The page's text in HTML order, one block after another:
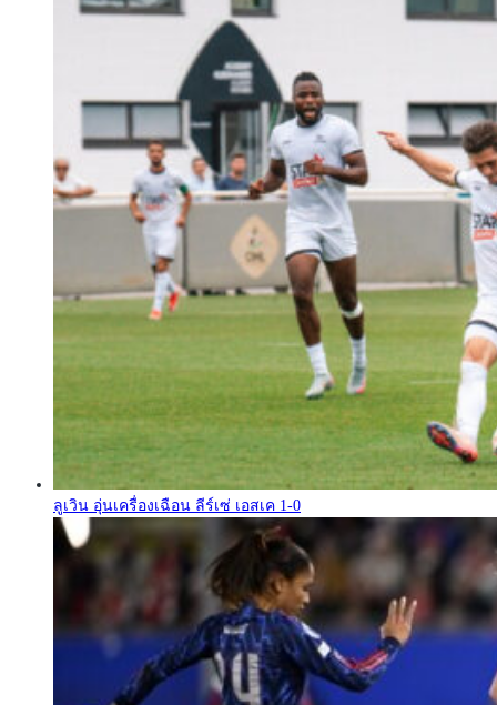
ลูเวิน อุ่นเครื่องเฉือน ลีร์เซ่ เอสเค 1-0